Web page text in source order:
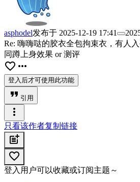
asphodel发布于 2025-12-19 17:41
Re: 嗨嗨哒的胶衣全包拘束衣，有人
同蹲上身效果 or 测评
favorite_border more_horiz
登入后才可使用此功能
format_quote 引用
more_vert
只看该作者复制链接
post_add
favorite_border
登入用户可以收藏或订阅主题～